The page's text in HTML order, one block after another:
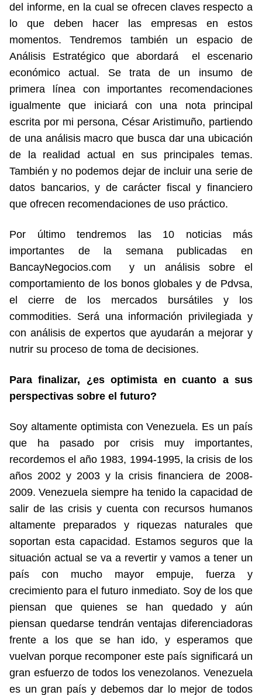
del informe, en la cual se ofrecen claves respecto a
lo que deben hacer las empresas en estos
momentos. Tendremos también un espacio de
Análisis Estratégico que abordará el escenario
económico actual. Se trata de un insumo de
primera línea con importantes recomendaciones
igualmente que iniciará con una nota principal
escrita por mi persona, César Aristimuño, partiendo
de una análisis macro que busca dar una ubicación
de la realidad actual en sus principales temas.
También y no podemos dejar de incluir una serie de
datos bancarios, y de carácter fiscal y financiero
que ofrecen recomendaciones de uso práctico.
Por último tendremos las 10 noticias más
importantes de la semana publicadas en
BancayNegocios.com y un análisis sobre el
comportamiento de los bonos globales y de Pdvsa,
el cierre de los mercados bursátiles y los
commodities. Será una información privilegiada y
con análisis de expertos que ayudarán a mejorar y
nutrir su proceso de toma de decisiones.
Para finalizar, ¿es optimista en cuanto a sus
perspectivas sobre el futuro?
Soy altamente optimista con Venezuela. Es un país
que ha pasado por crisis muy importantes,
recordemos el año 1983, 1994-1995, la crisis de los
años 2002 y 2003 y la crisis financiera de 2008-
2009. Venezuela siempre ha tenido la capacidad de
salir de las crisis y cuenta con recursos humanos
altamente preparados y riquezas naturales que
soportan esta capacidad. Estamos seguros que la
situación actual se va a revertir y vamos a tener un
país con mucho mayor empuje, fuerza y
crecimiento para el futuro inmediato. Soy de los que
piensan que quienes se han quedado y aún
piensan quedarse tendrán ventajas diferenciadoras
frente a los que se han ido, y esperamos que
vuelvan porque recomponer este país significará un
gran esfuerzo de todos los venezolanos. Venezuela
es un gran país y debemos dar lo mejor de todos